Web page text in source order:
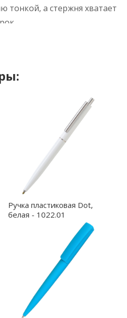
тонкой, а стержня хватает
Ручка пластиковая Dot,
белая - 1022.01